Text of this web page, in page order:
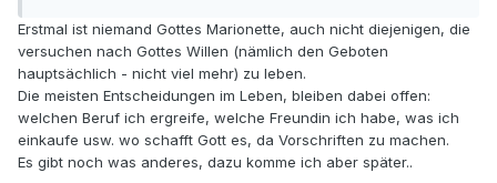
Erstmal ist niemand Gottes Marionette, auch nicht diejenigen, die
versuchen nach Gottes Willen (nämlich den Geboten
hauptsächlich - nicht viel mehr) zu leben.
Die meisten Entscheidungen im Leben, bleiben dabei offen:
welchen Beruf ich ergreife, welche Freundin ich habe, was ich
einkaufe usw. wo schafft Gott es, da Vorschriften zu machen.
Es gibt noch was anderes, dazu komme ich aber später..